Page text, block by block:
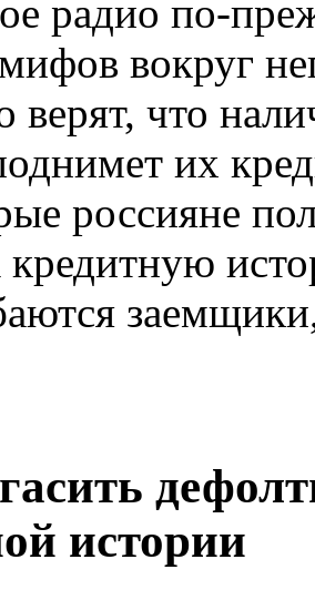
радио по-
вокруг
верят, что
их
россияне
кредитную
истории